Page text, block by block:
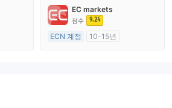
외환 거래 라이선스 (MM)
마스터 레이블 MT4
EC markets
점수 9.24
ECN 계정
10-15년